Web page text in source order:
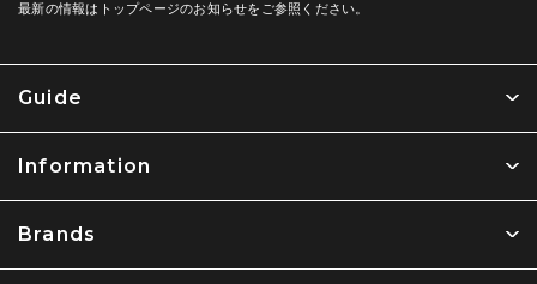
Guide
Information
Brands
最新の情報はトップページのお知らせをご参照ください。